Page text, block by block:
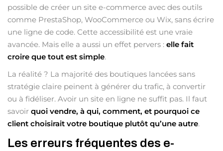
possible de créer un site e-commerce avec des outils
comme PrestaShop, WooCommerce ou Wix, sans écrire
une ligne de code. Cette accessibilité est une vraie
avancée. Mais elle a aussi un effet pervers : elle fait
croire que tout est simple.
La réalité ? La majorité des boutiques lancées sans
stratégie claire peinent à générer du trafic, à convertir
ou à fidéliser. Avoir un site en ligne ne suffit pas. Il faut
savoir quoi vendre, à qui, comment, et pourquoi ce
client choisirait votre boutique plutôt qu’une autre.
Les erreurs fréquentes des e-